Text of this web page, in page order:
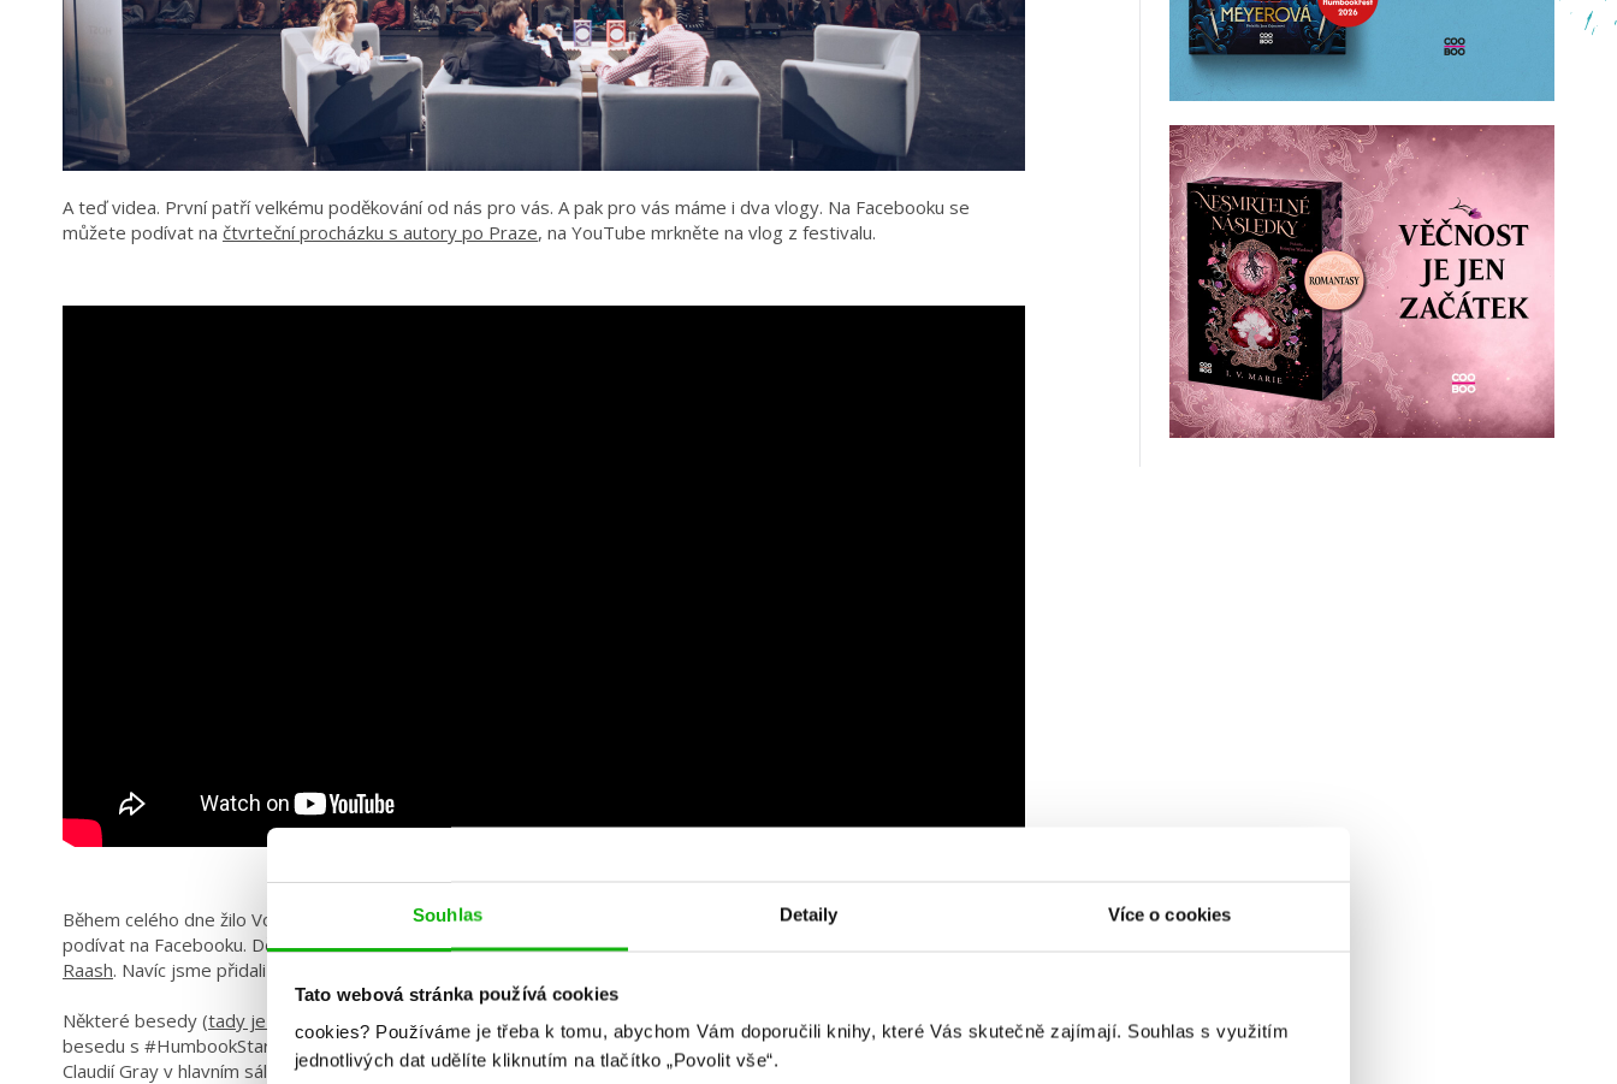
Souhlas Detaily Více o cookies
Tato webová stránka používá cookies
cookies? Používáme je třeba k tomu, abychom Vám doporučili knihy, které Vás skutečně zajímají. Souhlas s využitím
jednotlivých dat udělíte kliknutím na tlačítko „Povolit vše“.
A teď videa. První patří velkému poděkování od nás pro vás. A pak pro vás máme i dva vlogy. Na Facebooku se
můžete podívat na čtvrteční procházku s autory po Praze, na YouTube mrkněte na vlog z festivalu.
Během celého dne žilo Volvo zaparkované před Kongresovým centrem. Na všechny streamy se můžete zpětně
podívat na Facebooku. Dělali jsme #volvopokec seSebastienem de Castellem
Raash. Navíc jsme přidali i odpolední
Některé besedy (tady je seznam ) natáčela i Dragell ze stejnojmenného YouTube kanálu
, tak si navíc můžete doplnit i
besedu s #HumbookStart Petrou Machovou ve vedlejším dále a se Sebastienem de Castellem, Sarou Raasch a
Claudií Gray v hlavním sále. Děkujeme!